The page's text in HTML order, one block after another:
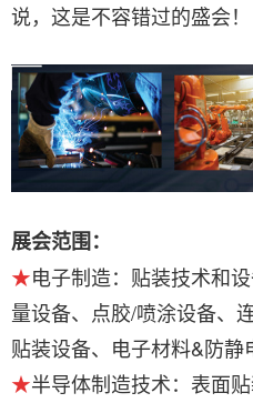
说，这是不容错过的盛会！
展会范围：
★电子制造：贴装技术和
量设备、点胶/喷涂设备、
贴装设备、电子材料&防静
★半导体制造技术：表面